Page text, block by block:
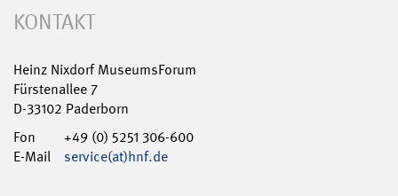
KONTAKT
Heinz Nixdorf MuseumsForum
Fürstenallee 7
D-33102 Paderborn
Fon
+49 (0) 5251 306-600
E-Mail
service(at)hnf.de